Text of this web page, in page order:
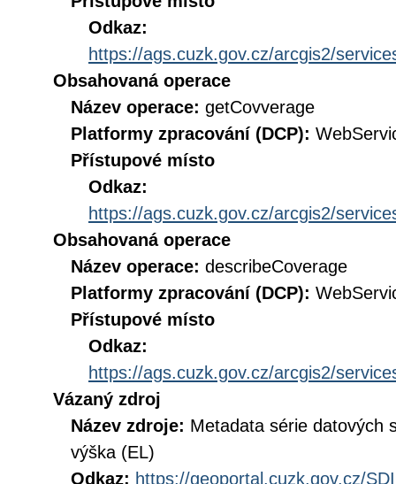
Odkaz:
https://ags.cuzk.gov.cz/arcgis2/
Obsahovaná operace
Název operace: getCovverage
Platformy zpracování (DCP):
Přístupové místo
Odkaz:
https://ags.cuzk.gov.cz/arcgis2/
Obsahovaná operace
Název operace: describeCoverage
Platformy zpracování (DCP):
Přístupové místo
Odkaz:
https://ags.cuzk.gov.cz/arcgis2/
Vázaný zdroj
Název zdroje: Metadata série datových
výška (EL)
Odkaz: https://geoportal.cuzk.gov.cz/